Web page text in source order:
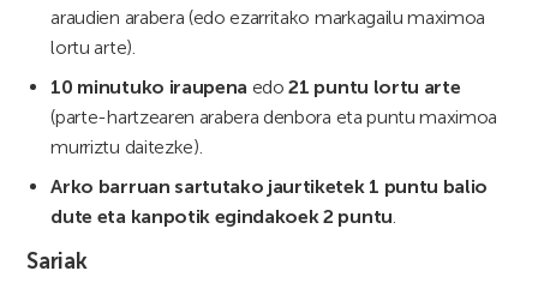
araudien arabera (edo ezarritako markagailu maximoa
lortu arte).
10 minutuko iraupena edo21 puntu lortu arte
(parte-hartzearen arabera denbora eta puntu maximoa
murriztu daitezke).
Arko barruan sartutako jaurtiketek 1 puntu balio
dute eta kanpotik egindakoek 2 puntu
Sariak